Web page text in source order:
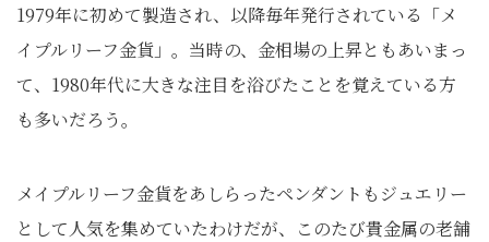
1979年に初めて製造され、以降毎年発行されている「メ
イプルリーフ金貨」。当時の、金相場の上昇ともあいまっ
て、1980年代に大きな注目を浴びたことを覚えている方
も多いだろう。
メイプルリーフ金貨をあしらったペンダントもジュエリー
として人気を集めていたわけだが、このたび貴金属の老舗